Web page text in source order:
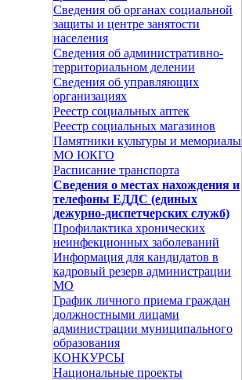
Сведения об органах социальной
защиты и центре занятости
населения
Сведения об административно-
территориальном делении
Сведения об управляющих
организациях
Реестр социальных аптек
Реестр социальных магазинов
Памятники культуры и мемориалы
МО ЮКГО
Расписание транспорта
Сведения о местах нахождения и
телефоны ЕДДС (единых
дежурно-диспетчерских служб)
Профилактика хронических
неинфекционных заболеваний
Информация для кандидатов в
кадровый резерв администрации
МО
График личного приема граждан
должностными лицами
администрации муниципального
образования
КОНКУРСЫ
Национальные проекты